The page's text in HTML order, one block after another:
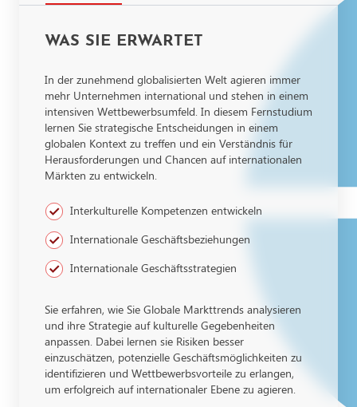
WAS SIE ERWARTET
In der zunehmend globalisierten Welt agieren immer
mehr Unternehmen international und stehen in einem
intensiven Wettbewerbsumfeld. In diesem Fernstudium
lernen Sie strategische Entscheidungen in einem
globalen Kontext zu treffen und ein Verständnis für
Herausforderungen und Chancen auf internationalen
Märkten zu entwickeln.
Interkulturelle Kompetenzen entwickeln
Internationale Geschäftsbeziehungen
Internationale Geschäftsstrategien
Sie erfahren, wie Sie Globale Markttrends analysieren
und ihre Strategie auf kulturelle Gegebenheiten
anpassen. Dabei lernen sie Risiken besser
einzuschätzen, potenzielle Geschäftsmöglichkeiten zu
identifizieren und Wettbewerbsvorteile zu erlangen,
um erfolgreich auf internationaler Ebene zu agieren.